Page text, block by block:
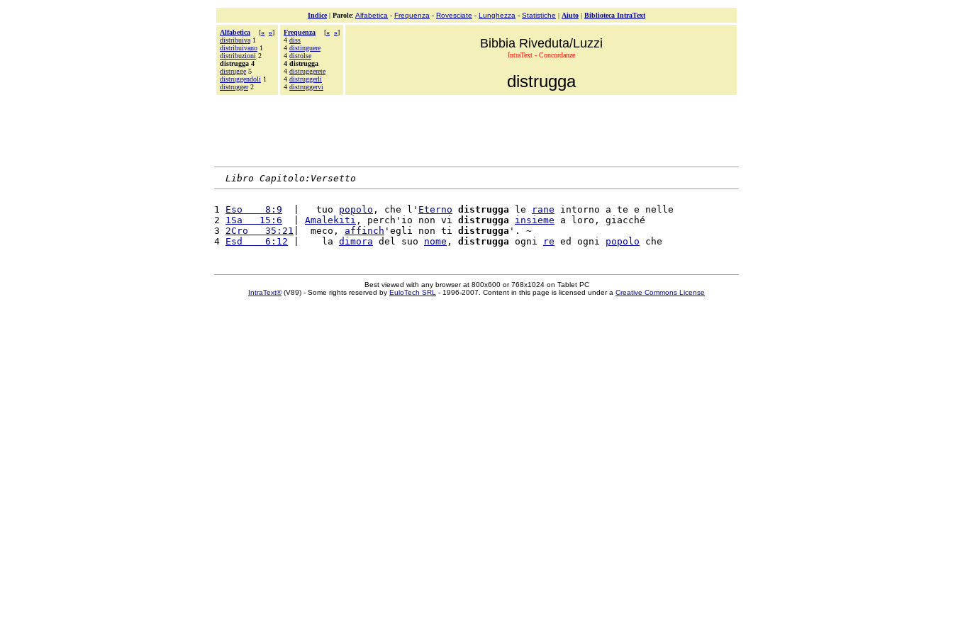
Indice| Parole: Alfabetica - Frequenza - Rovesciate - Lunghezza - Statistiche | Aiuto | Biblioteca IntraText
Alfabetica [« »]
distribuiva 1
distribuivano 1
distribuzioni 2
distrugga 4
distrugge 5
distruggendoli 1
distrugger2
Frequenza [« »]
4 diss
4 distinguere
4 distolse
4 distrugga
4 distruggerete
4 distruggerli
4 distruggervi
Bibbia Riveduta/Luzzi
IntraText - Concordanze
distrugga
Libro Capitolo:Versetto
1 Eso    8:9
  |   tuo
popolo , che l' Eterno distrugga le rane intorno a te e nelle
2 1Sa   15:6 Amalekiti , perch'io non vi distrugga insieme a loro, giacché
3 2Cro   35:21 |  meco, affinch 'egli non ti distrugga '. ~
4 Esd    6:12 |    la dimora del suo nome , distrugga ogni re ed ogni popolo
Best viewed with any browser at 800x600 or 768x1024 on Tablet PC
IntraText®(V89) - Some rights reserved by EuloTech SRL - 1996-2007. Content in this page is licensed under a Creative Commons License